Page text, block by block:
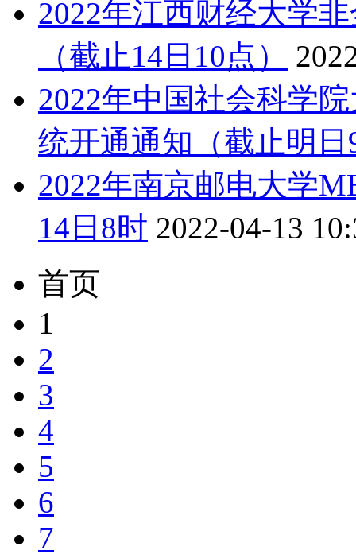
2022年江西财经大学
（截止14日10点）
2022年中国社会科学
统开通通知（截止明日
2022年南京邮电大学
14日8时 2022-04-13
首页
1
2
3
4
5
6
7